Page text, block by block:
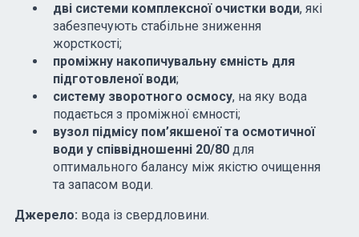
дві системи комплексної очистки води, які
забезпечують стабільне зниження
жорсткості;
проміжну накопичувальну ємність для
підготовленої води;
систему зворотного осмосу, на яку вода
подається з проміжної ємності;
вузол підмісу пом’якшеної та осмотичної
води у співвідношенні 20/80 для
оптимального балансу між якістю очищення
та запасом води.
Джерело: вода із свердловини.